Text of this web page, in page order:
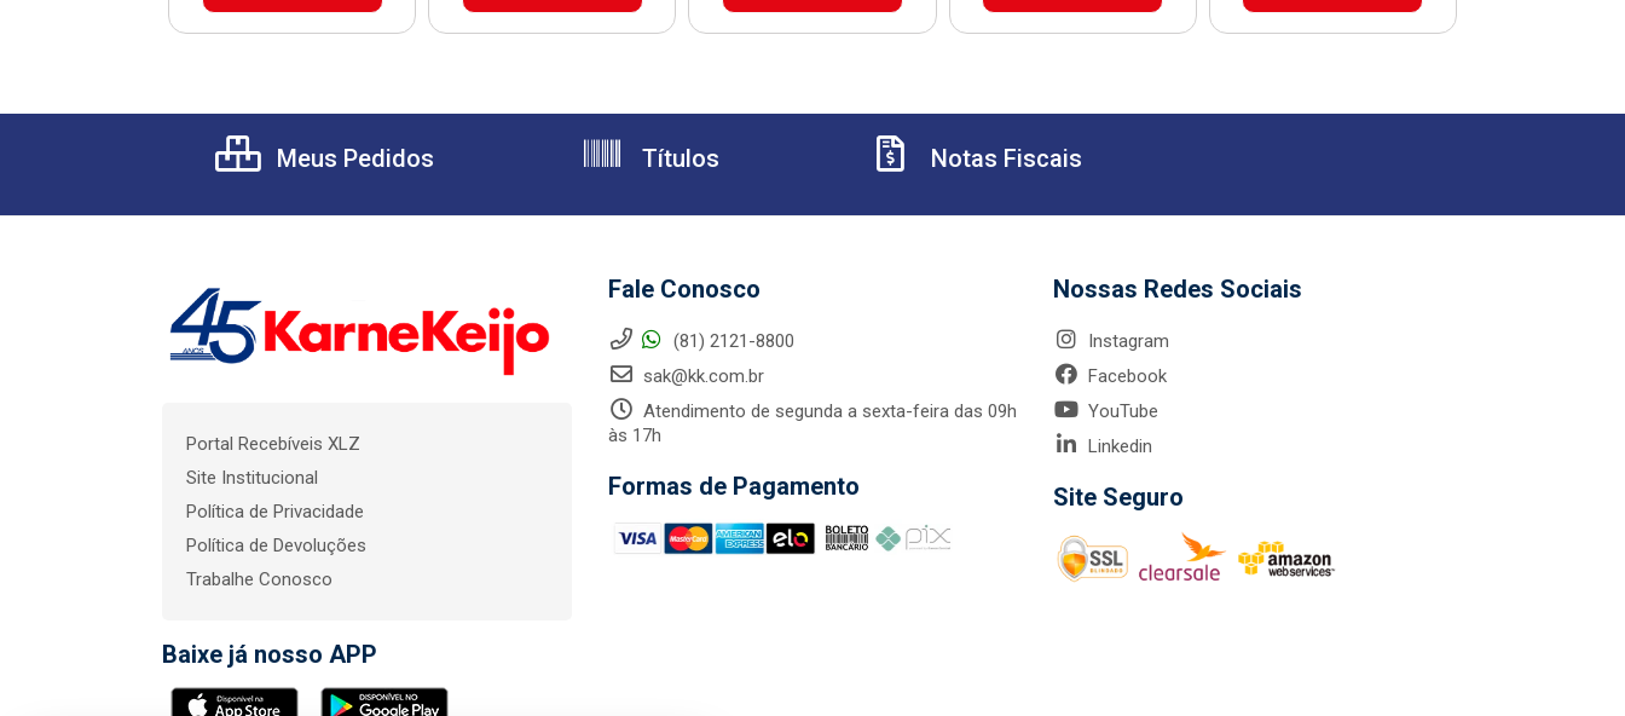
Meus Pedidos Títulos Notas Fiscais
Portal Recebíveis XLZ
Site Institucional
Política de Privacidade
Política de Devoluções
Trabalhe Conosco
Baixe já nosso APP
Fale Conosco
(81) 2121-8800
sak@kk.com.br
Atendimento de segunda a sexta-feira das 09h
às 17h
Formas de Pagamento
Nossas Redes Sociais
Instagram
Facebook
YouTube
Linkedin
Site Seguro